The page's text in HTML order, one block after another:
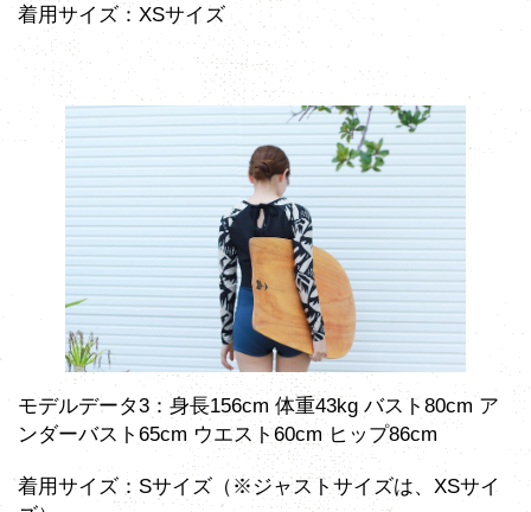
着用サイズ：XSサイズ
モデルデータ3：身長156cm 体重43kg バスト80cm ア
ンダーバスト65cm ウエスト60cm ヒップ86cm
着用サイズ：Sサイズ（※ジャストサイズは、XSサイ